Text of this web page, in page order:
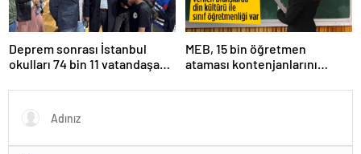
Deprem sonrası İstanbul
okulları 74 bin 11 vatandaşa
MEB, 15 bin öğretmen
ataması kontenjanlarını